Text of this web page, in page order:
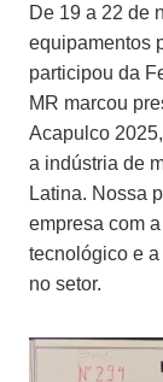
De 19 a 22 de
equipamentos
participou da
MR marcou
Acapulco
a indústria de
Latina. Nossa
empresa com
tecnológico e
no setor.